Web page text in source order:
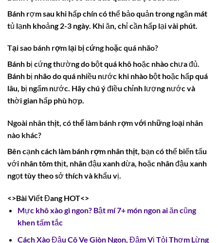
Bánh rợm sau khi hấp chín có thể bảo quản trong ngăn mát
tủ lạnh khoảng 2-3 ngày. Khi ăn, chỉ cần hấp lại vài phút.
Tại sao bánh rợm lại bị cứng hoặc quá nhão?
Bánh bị cứng thường do bột quá khô hoặc nhào chưa đủ.
Bánh bị nhão do quá nhiều nước khi nhào bột hoặc hấp quá
lâu, bị ngấm nước. Hãy chú ý điều chỉnh lượng nước và
thời gian hấp phù hợp.
Ngoài nhân thịt, có thể làm bánh rợm với những loại nhân
nào khác?
Bên cạnhcách làm bánh rợm nhân thịt, bạn có thể biến tấu
với nhân tôm thịt, nhân đậu xanh dừa, hoặc nhân đậu xanh
ngọt tùy theo sở thích và khẩu vị.
<>Bài Viết Đang HOT<>
Mực khô xào gì ngon? Bật mí 7+ món ngon ai ăn cũng
khen tấm tắc
Cách Xào Đậu Cô Ve Giòn Ngon, Đậm Vị Tỏi Thơm Lừng